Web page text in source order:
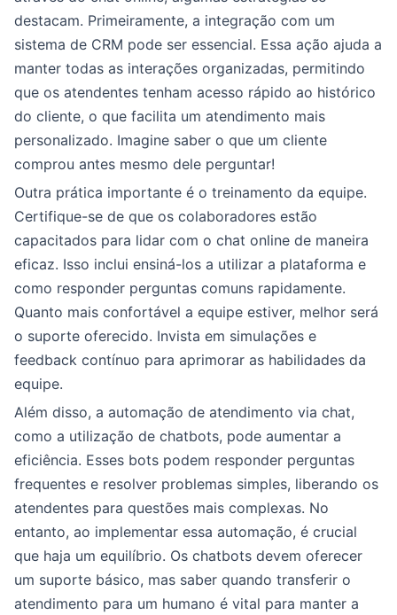
destacam. Primeiramente, a integração com um
sistema de CRM pode ser essencial. Essa ação ajuda a
manter todas as interações organizadas, permitindo
que os atendentes tenham acesso rápido ao histórico
do cliente, o que facilita um atendimento mais
personalizado. Imagine saber o que um cliente
comprou antes mesmo dele perguntar!
Outra prática importante é o treinamento da equipe.
Certifique-se de que os colaboradores estão
capacitados para lidar com o chat online de maneira
eficaz. Isso inclui ensiná-los a utilizar a plataforma e
como responder perguntas comuns rapidamente.
Quanto mais confortável a equipe estiver, melhor será
o suporte oferecido. Invista em simulações e
feedback contínuo para aprimorar as habilidades da
equipe.
Além disso, a automação de atendimento via chat,
como a utilização de chatbots, pode aumentar a
eficiência. Esses bots podem responder perguntas
frequentes e resolver problemas simples, liberando os
atendentes para questões mais complexas. No
entanto, ao implementar essa automação, é crucial
que haja um equilíbrio. Os chatbots devem oferecer
um suporte básico, mas saber quando transferir o
atendimento para um humano é vital para manter a